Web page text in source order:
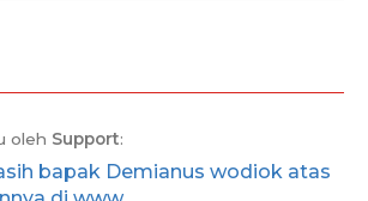
oleh Support:
bapak Demianus wodiok atas